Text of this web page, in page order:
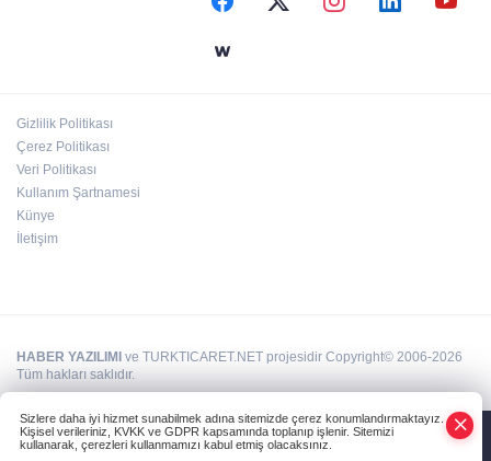
Gizlilik Politikası
Çerez Politikası
Veri Politikası
Kullanım Şartnamesi
Künye
İletişim
HABER YAZILIMI ve TURKTICARET.NET projesidir Copyright© 2006-2026
Tüm hakları saklıdır.
Sizlere daha iyi hizmet sunabilmek adına sitemizde çerez konumlandırmaktayız.
Kişisel verileriniz, KVKK ve GDPR kapsamında toplanıp işlenir. Sitemizi
kullanarak, çerezleri kullanmamızı kabul etmiş olacaksınız.